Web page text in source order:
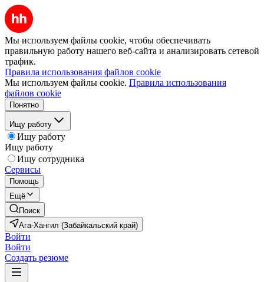
Мы используем файлы cookie, чтобы обеспечивать
правильную работу нашего веб-сайта и анализировать сетевой
трафик.
Правила использования файлов cookie
Мы используем файлы cookie. Правила использования
файлов cookie
Понятно
Ищу работу
Ищу работу
Ищу работу
Ищу сотрудника
Сервисы
Помощь
Ещё
Поиск
Ага-Хангил (Забайкальский край)
Войти
Войти
Создать резюме